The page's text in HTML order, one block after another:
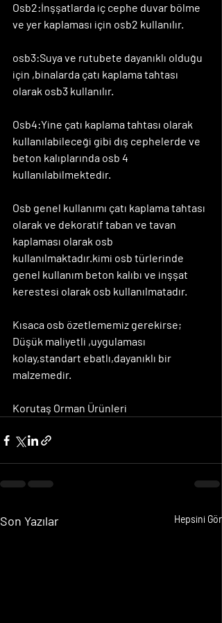
Osb2:İnşşatlarda iç cephe duvar bölme
ve yer kaplaması için osb2 kullanılır.
osb3:Suya ve rutubete dayanıklı olduğu
için ,binalarda çatı kaplama tahtası
olarak osb3 kullanılır.
Osb4:Yine çatı kaplama tahtası olarak
kullanılabileceği gibi dış cephelerde ve
beton kalıplarında osb 4
kullanılabilmektedir.
Osb genel kullanımı çatı kaplama tahtası
olarak ve dekoratif taban ve tavan
kaplaması olarak osb
kullanılmaktadır.kimi osb türlerinde
genel kullanım beton kalıbı ve inşşat
kerestesi olarak osb kullanılmatadır.
Kısaca osb özetlememiz gerekirse;
Düşük maliyetli ,uygulaması
kolay,standart ebatlı,dayanıklı bir
malzemedir.
Korutaş Orman Ürünleri
Son Yazılar Hepsini Gör